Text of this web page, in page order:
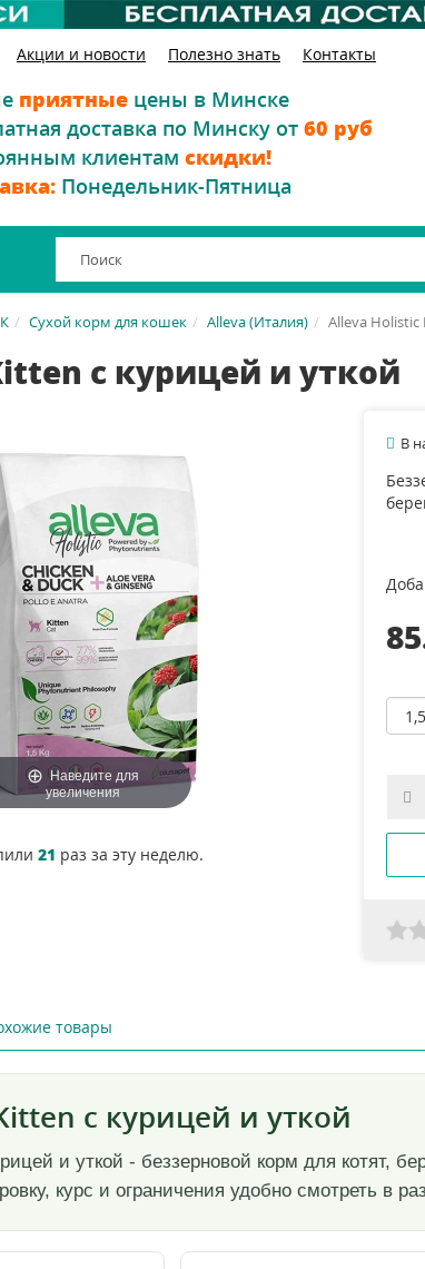
Акции и новости Полезно знать Контакты
приятные цены в Минске
доставка по Минску от 60 руб
клиентам скидки!
Понедельник-Пятница
Сухой корм для кошек Alleva (Италия) Alleva Holistic
с курицей и уткой
Наведите для
увеличения
21 раз за эту неделю.
В
товары
с курицей и уткой
и уткой - беззерновой корм для котят,
курс и ограничения удобно смотреть в